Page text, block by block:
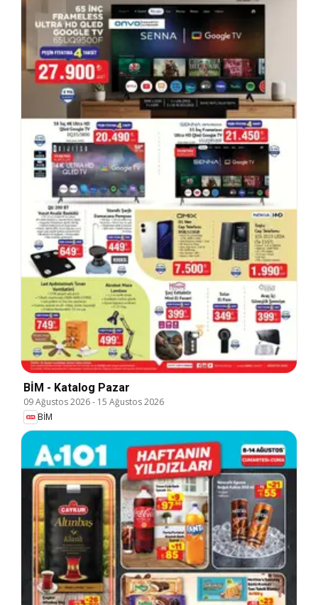
BİM - Katalog Pazar
09 Ağustos 2026- 15 Ağustos 2026
BİM